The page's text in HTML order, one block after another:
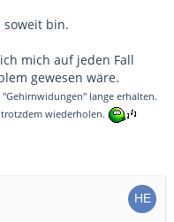
soweit bin.
mich auf jeden Fall
gewesen wäre.
lange erhalten.
wiederholen.